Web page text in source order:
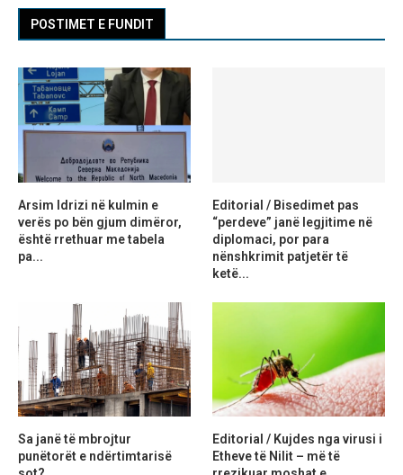
POSTIMET E FUNDIT
Arsim Idrizi në kulmin e
verës po bën gjum dimëror,
është rrethuar me tabela
pa...
Editorial / Bisedimet pas
“perdeve” janë legjitime në
diplomaci, por para
nënshkrimit patjetër të
ketë...
Sa janë të mbrojtur
punëtorët e ndërtimtarisë
Editorial / Kujdes nga virusi i
Etheve të Nilit – më të